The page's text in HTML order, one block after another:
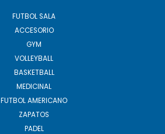
FUTBOL SALA
ACCESORIO
GYM
VOLLEYBALL
BASKETBALL
MEDICINAL
FUTBOL AMERICANO
ZAPATOS
PADEL